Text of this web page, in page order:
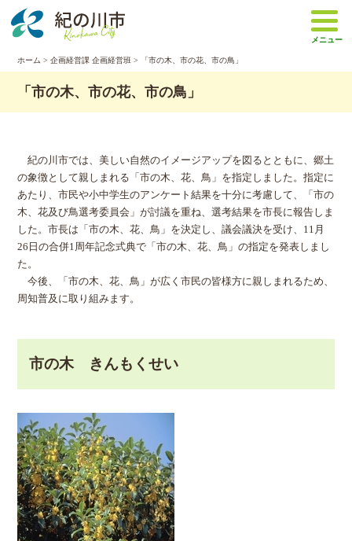
メニュー
ホーム >企画経営課 企画経営班 > 「市の木、市の花、市の鳥」
「市の木、市の花、市の鳥」
紀の川市では、美しい自然のイメージアップを図るとともに、郷土
の象徴として親しまれる「市の木、花、鳥」を指定しました。指定に
あたり、市民や小中学生のアンケート結果を十分に考慮して、「市の
木、花及び鳥選考委員会」が討議を重ね、選考結果を市長に報告しま
した。市長は「市の木、花、鳥」を決定し、議会議決を受け、11月
26日の合併1周年記念式典で「市の木、花、鳥」の指定を発表しまし
た。
今後、「市の木、花、鳥」が広く市民の皆様方に親しまれるため、
周知普及に取り組みます。
市の木 きんもくせい